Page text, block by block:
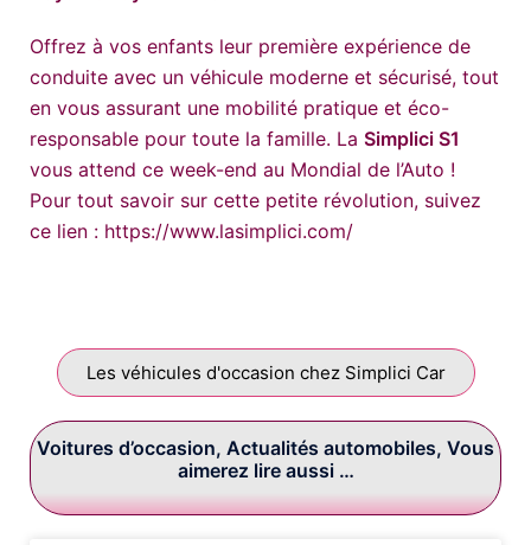
Offrez à vos enfants leur première expérience de
conduite avec un véhicule moderne et sécurisé, tout
en vous assurant une mobilité pratique et éco-
responsable pour toute la famille. La Simplici S1
vous attend ce week-end au Mondial de l’Auto !
Pour tout savoir sur cette petite révolution, suivez
ce lien : https://www.lasimplici.com/
Les véhicules d'occasion chez Simplici Car
Voitures d’occasion, Actualités automobiles, Vous
aimerez lire aussi …